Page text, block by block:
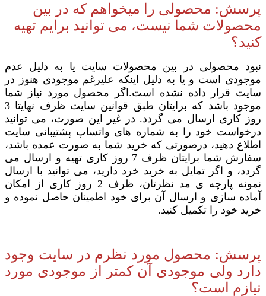
پرسش: محصولی را میخواهم که در بین
محصولات شما نیست، می توانید برایم تهیه
کنید؟
نبود محصولی در بین محصولات سایت یا به دلیل عدم
موجودی است و یا به دلیل اینکه علیرغم موجودی هنوز در
سایت قرار داده نشده است.اگر محصول مورد نیاز شما
موجود باشد که برایتان طبق قوانین سایت ظرف نهایتا 3
روز کاری ارسال می گردد. در غیر این صورت، می توانید
درخواست خود را به شماره های واتساپ پشتیبانی سایت
اطلاع دهید، درصورتی که خرید شما به صورت عمده باشد،
سفارش شما برایتان ظرف 7 روز کاری تهیه و ارسال می
گردد، و اگر تمایل به خرید خرد دارید، می توانید با ارسال
نمونه پارچه ی مد نظرتان، ظرف 2 روز کاری از امکان
آماده سازی و ارسال آن برای خود اطمینان حاصل نموده و
خرید خود را تکمیل کنید.
پرسش: محصول مورد نظرم در سایت وجود
دارد ولی موجودی آن کمتر از موجودی مورد
نیازم است؟